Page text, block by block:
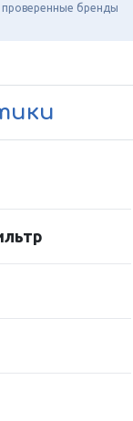
проверенные бренды